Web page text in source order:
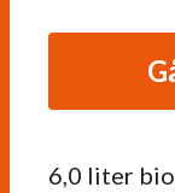
6,0 liter